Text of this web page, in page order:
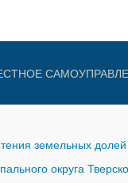
земельных
округа